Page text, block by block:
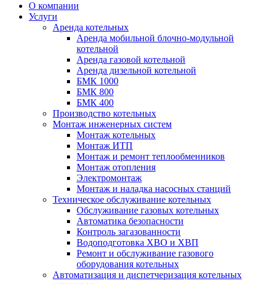
О компании
Услуги
Аренда котельных
Аренда мобильной блочно-модульной
котельной
Аренда газовой котельной
Аренда дизельной котельной
БМК 1000
БМК 800
БМК 400
Производство котельных
Монтаж инженерных систем
Монтаж котельных
Монтаж ИТП
Монтаж и ремонт теплообменников
Монтаж отопления
Электромонтаж
Монтаж и наладка насосных станций
Техническое обслуживание котельных
Обслуживание газовых котельных
Автоматика безопасности
Контроль загазованности
Водоподготовка ХВО и ХВП
Ремонт и обслуживание газового
оборудования котельных
Автоматизация и диспетчеризация котельных